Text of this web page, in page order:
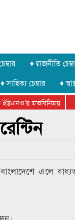
♦ রাজনীতি
♦ সাহিত্য চেম্বার ♦
মতবিনিময়
সম্পন্ন
এলে